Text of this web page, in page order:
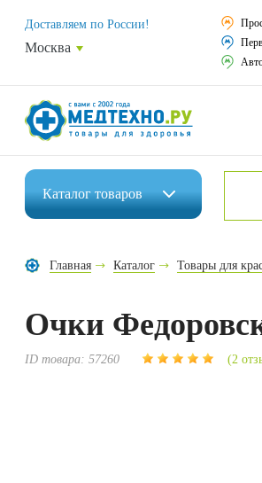
Доставляем по России!
Москва
Каталогтоваров
Средства по уходу за
Ортопедические изделия
Главная Каталог Товары для
Очки
ID товара:57260 (2